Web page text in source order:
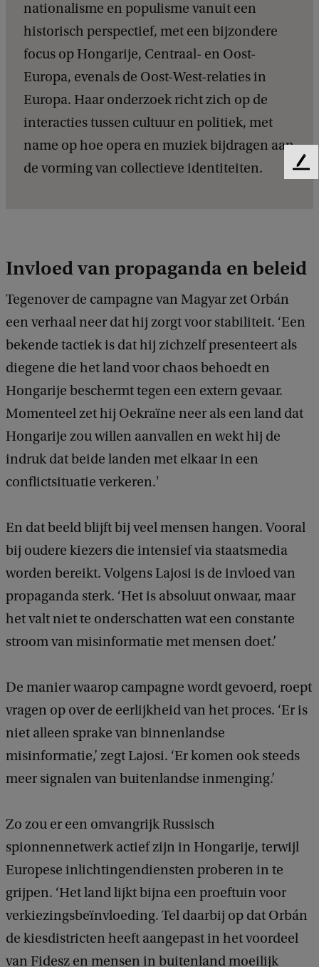
nationalisme en populisme vanuit een
historisch perspectief, met een bijzondere
focus op Hongarije, Centraal- en Oost-
Europa, evenals de Oost-West-relaties in
Europa. Haar onderzoek richt zich op de
interactiestussen cultuur en politiek, met
name op hoe opera en muziek bijdragen aan
de vorming van collectieve identiteiten.
Invloed van propaganda en beleid
Tegenover de campagne van Magyar zet Orbán
een verhaal neer dat hij zorgt voor stabiliteit. ‘Een
bekende tactiek is dat hij zichzelf presenteert als
diegene die het land voor chaos behoedt en
Hongarije beschermt tegen een extern gevaar.
Momenteel zet hij Oekraïne neer als een land dat
Hongarije zou willen aanvallen en wekt hij de
indruk dat beide landen met elkaar in een
conflictsituatie verkeren.'
En dat beeld blijft bij veel mensen hangen. Vooral
bij oudere kiezers die intensief via staatsmedia
worden bereikt. Volgens Lajosi is de invloed van
propaganda sterk. ‘Het is absoluut onwaar, maar
het valt niet te onderschatten wat een constante
stroom van misinformatie met mensen doet.’
De manier waarop campagne wordt gevoerd, roept
vragen op over de eerlijkheid van het proces. ‘Er is
niet alleen sprake van binnenlandse
misinformatie,’ zegt Lajosi. ‘Er komen ook steeds
meer signalen van buitenlandse inmenging.’
Zo zou er een omvangrijk Russisch
spionnennetwerk actief zijn in Hongarije, terwijl
Europese inlichtingendiensten proberen in te
grijpen. ‘Het land lijkt bijna een proeftuin voor
verkiezingsbeïnvloeding. Tel daarbij op dat Orbán
de kiesdistricten heeft aangepast in het voordeel
van Fidesz en mensen in buitenland moeilijk
F
c
k